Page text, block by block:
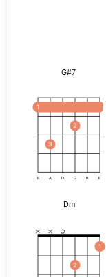
G#7
1
3
2
E A D G B E
Dm
2
1